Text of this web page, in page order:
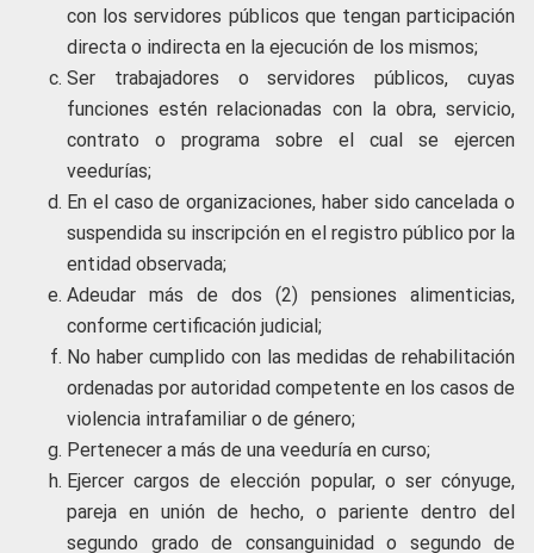
con los servidores públicos que tengan participación
directa o indirecta en la ejecución de los mismos;
Ser trabajadores o servidores públicos, cuyas
funciones estén relacionadas con la obra, servicio,
contrato o programa sobre el cual se ejercen
veedurías;
En el caso de organizaciones, haber sido cancelada o
suspendida su inscripción en el registro público por la
entidad observada;
Adeudar más de dos (2) pensiones alimenticias,
conforme certificación judicial;
No haber cumplido con las medidas de rehabilitación
ordenadas por autoridad competente en los casos de
violencia intrafamiliar o de género;
Pertenecer a más de una veeduría en curso;
Ejercer cargos de elección popular, o ser cónyuge,
pareja en unión de hecho, o pariente dentro del
segundo grado de consanguinidad o segundo de